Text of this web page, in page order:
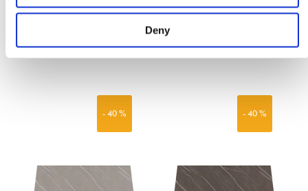
Deny
På fjernlager
På fjernlager
- 40 % - 40 %